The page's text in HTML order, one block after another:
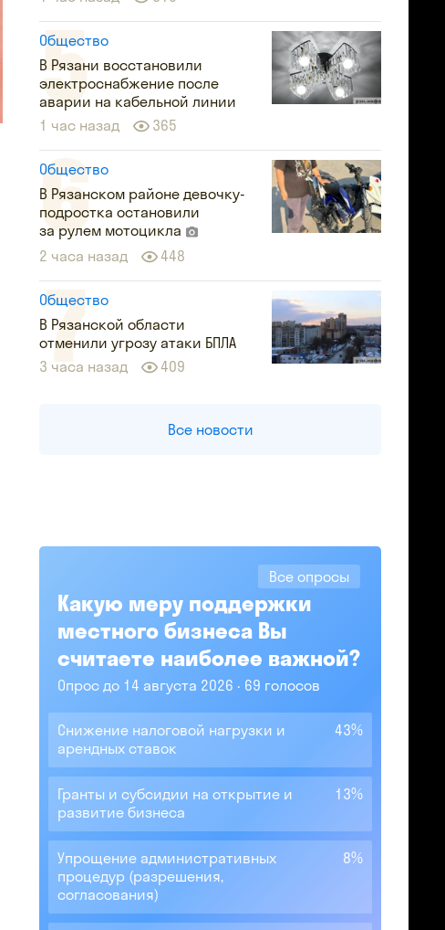
Общество
В Рязани восстановили
электроснабжение после
аварии на кабельной линии
1 час назад
365
Общество
В Рязанском районе девочку-
подростка остановили
за рулем мотоцикла
2 часа назад
448
Общество
В Рязанской области
отменили угрозу атаки БПЛА
3 часа назад
409
Все новости
Все опросы
Какую меру поддержки
местного бизнеса Вы
считаете наиболее важной?
Опрос до 14 августа 2026 69 голосов
Снижение налоговой нагрузки и
арендных ставок
43%
Гранты и субсидии на открытие и
развитие бизнеса
13%
Упрощение административных
процедур (разрешения,
согласования)
8%